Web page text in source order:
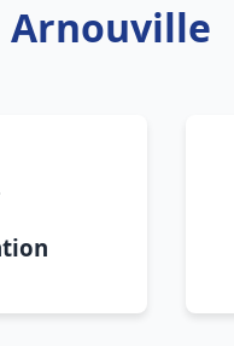
Arnouville